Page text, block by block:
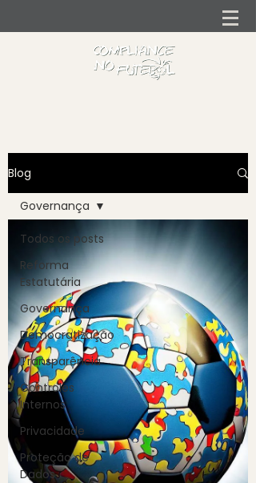
Blog
Todos os posts
Reforma
Estatutária
Governança
Democratização
Transparência
Controles
Internos
Privacidade
Proteção de
Dados
Governança